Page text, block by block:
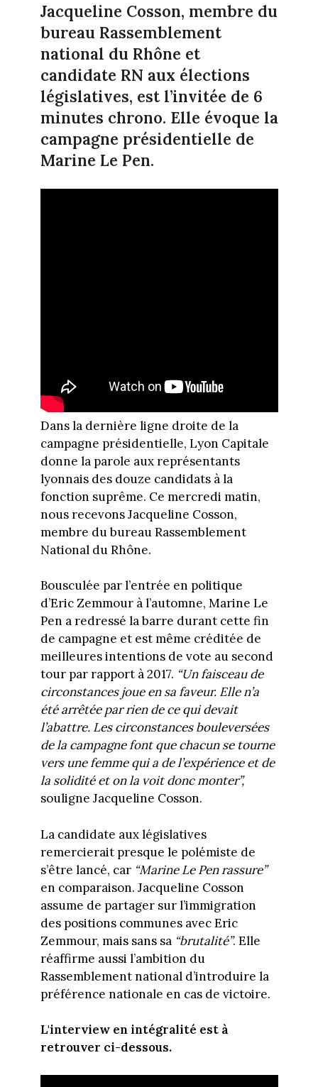
Jacqueline Cosson, membre du
bureau Rassemblement
national du Rhône et
candidate RN aux élections
législatives, est l’invitée de 6
minutes chrono. Elle évoque la
campagne présidentielle de
Marine Le Pen.
Dans la dernière ligne droite de la
campagne présidentielle, Lyon Capitale
donne la parole aux représentants
lyonnais des douze candidats à la
fonction suprême. Ce mercredi matin,
nous recevons Jacqueline Cosson,
membre du bureau Rassemblement
National du Rhône.
Bousculée par l’entrée en politique
d’Eric Zemmour à l’automne, Marine Le
Pen a redressé la barre durant cette fin
de campagne et est même créditée de
meilleures intentions de vote au second
tour par rapport à 2017. “Un faisceau de
circonstances joue en sa faveur. Elle n’a
été arrêtée par rien de ce qui devait
l’abattre. Les circonstances bouleversées
de la campagne font que chacun se tourne
vers une femme qui a de l’expérience et de
la solidité et on la voit donc monter”,
souligne Jacqueline Cosson.
La candidate aux législatives
remercierait presque le polémiste de
s’être lancé, car “Marine Le Pen rassure”
en comparaison. Jacqueline Cosson
assume de partager sur l’immigration
des positions communes avec Eric
Zemmour, mais sans sa “brutalité”. Elle
réaffirme aussi l’ambition du
Rassemblement national d’introduire la
préférence nationale en cas de victoire.
L'interview en intégralité est à
retrouver ci-dessous.